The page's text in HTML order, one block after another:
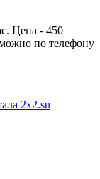
Цена - 450
по телефону
2x2.su